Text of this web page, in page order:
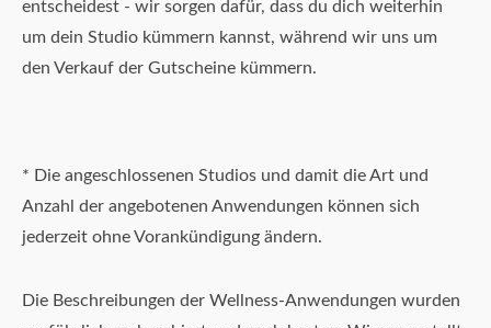
entscheidest - wir sorgen dafür, dass du dich weiterhin
um dein Studio kümmern kannst, während wir uns um
den Verkauf der Gutscheine kümmern.
* Die angeschlossenen Studios und damit die Art und
Anzahl der angebotenen Anwendungen können sich
jederzeit ohne Vorankündigung ändern.
Die Beschreibungen der Wellness-Anwendungen wurden